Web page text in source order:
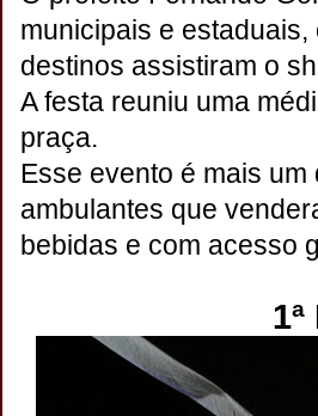
municipais e
destinos assistiram o
A festa reuniu uma
praça.
Esse evento é mais
ambulantes que
bebidas e com acesso